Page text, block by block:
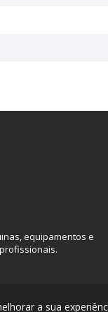
a sua
equipamentos e